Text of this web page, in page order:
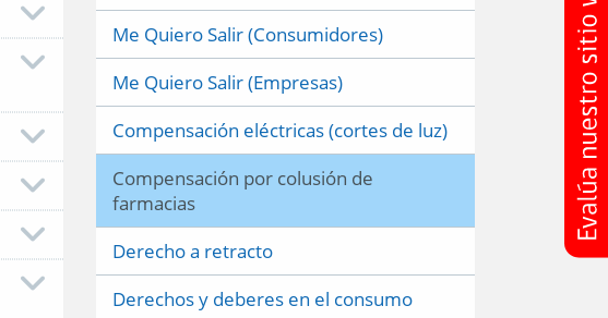
Me Quiero Salir (Consumidores)
Me Quiero Salir (Empresas)
Compensación eléctricas (cortes de luz)
Compensación por colusión de
farmacias
Derecho a retracto
Derechos y deberes en el consumo